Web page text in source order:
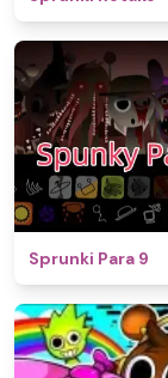
Sprunki Para 9